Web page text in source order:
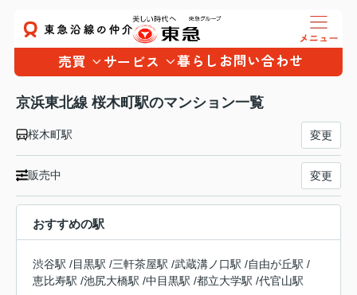
売買 サービス 暮らし お問い合わせ
京浜東北線 桜木町駅のマンション一覧
桜木町駅 変更
販売中 変更
おすすめの駅
渋谷駅 /目黒駅 /三軒茶屋駅 /武蔵溝ノ口駅 /自由が丘駅 /
恵比寿駅 /池尻大橋駅 /中目黒駅 /都立大学駅 /代官山駅